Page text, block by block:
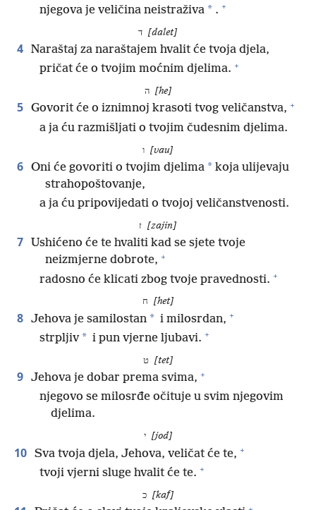
njegova je veličina neistraživa * . +
[dalet]
4 Naraštaj za naraštajem hvalit će tvoja djela,
pričat će o tvojim moćnim djelima. +
ה [he]
5 Govorit će o iznimnoj krasoti tvog veličanstva, +
a ja ću razmišljati o tvojim čudesnim djelima.
[vau]
6 Oni će govoriti o tvojim djelima * koja ulijevaju
strahopoštovanje,
a ja ću pripovijedati o tvojoj veličanstvenosti.
[zajin]
7
Ushićeno će te hvaliti kad se sjete tvoje
neizmjerne dobrote, +
radosno će klicati zbog tvoje pravednosti. +
[het]
8 Jehova je samilostan * i milosrdan, +
strpljiv * i pun vjerne ljubavi. +
ט [tet]
9 Jehova je dobar prema svima, +
njegovo se milosrđe očituje u svim njegovim
djelima.
י [jod]
10 Sva tvoja djela, Jehova, veličat će te, +
tvoji vjerni sluge hvalit će te. +
כ [kaf]